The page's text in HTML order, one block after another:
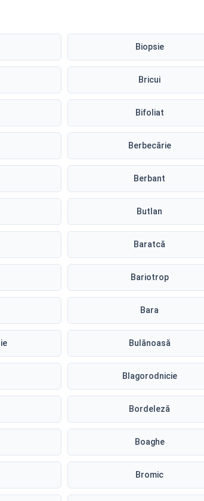
Biopsie
Bricui
Bifoliat
Berbecărie
Berbant
Butlan
Baratcă
Bariotrop
Bara
Bulănoasă
Blagorodnicie
Bordeleză
Boaghe
Bromic